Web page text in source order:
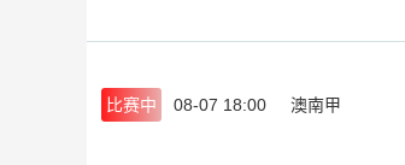
比赛中 08-07 18:00 澳南甲